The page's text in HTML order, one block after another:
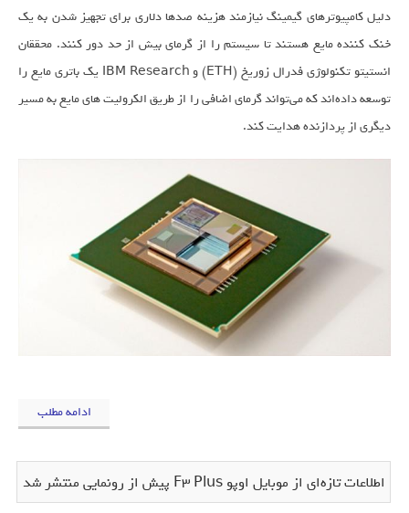
دلیل کامپیوترهای گیمینگ نیازمند هزینه صدها دلاری برای تجهیز شدن به یک
خنک کننده مایع هستند تا سیستم را از گرمای بیش از حد دور کنند. محققان
انستیتو تکنولوژی فدرال زوریخ (ETH) و IBM Research یک باتری مایع را
توسعه داده‌اند که می‌تواند گرمای اضافی را از طریق الکرولیت های مایع به مسیر
دیگری از پردازنده هدایت کند.
ادامه مطلب
اطلاعات تازه‌ای از موبایل اوپو F3 Plus پیش از رونمایی منتشر شد